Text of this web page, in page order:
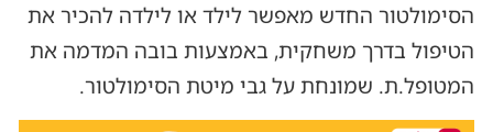
הסימולטור החדש מאפשר לילד או לילדה להכיר את
הטיפול בדרך משחקית, באמצעות בובה המדמה את
המטופל.ת. שמונחת על גבי מיטת הסימולטור.